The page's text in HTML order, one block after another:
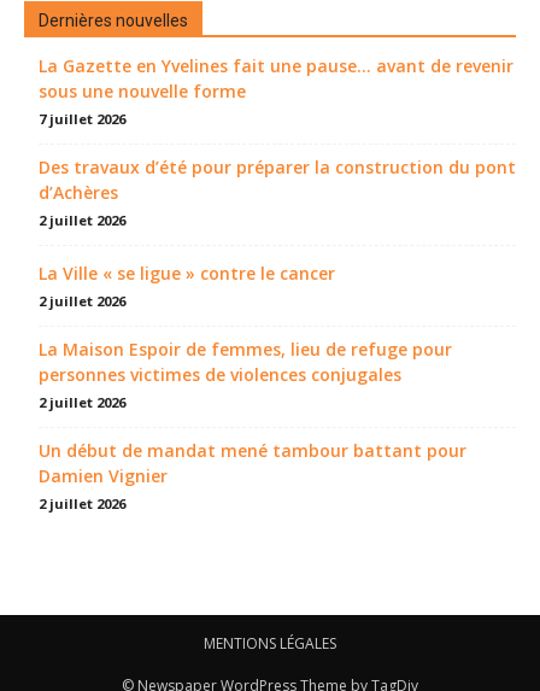
Dernières nouvelles
La Gazette en Yvelines fait une pause... avant de revenir
sous une nouvelle forme
7 juillet 2026
Des travaux d’été pour préparer la construction du pont
d’Achères
2 juillet 2026
La Ville « se ligue » contre le cancer
2 juillet 2026
La Maison Espoir de femmes, lieu de refuge pour
personnes victimes de violences conjugales
2 juillet 2026
Un début de mandat mené tambour battant pour
Damien Vignier
2 juillet 2026
MENTIONS LÉGALES
© Newspaper WordPress Theme by TagDiv